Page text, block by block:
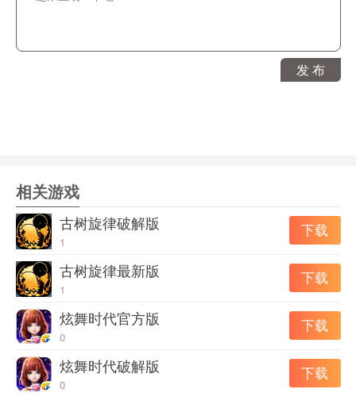
发 布
相关游戏
古树旋律破解版
1
下载
古树旋律最新版
1
下载
炫舞时代官方版
0
下载
炫舞时代破解版
0
下载